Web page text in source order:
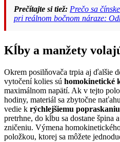
Prečítajte si tiež: Prečo sa
pri reálnom bočnom náraze:
Kĺby a manžety
Okrem posilňovača trpia aj ďalšie
vytočení kolies sú homokinetické
maximálnom napätí. Ak v tejto
hodiny, materiál sa zbytočne
vedie k rýchlejšiemu
pretrhne, do kĺbu sa dostane špina
zničeniu. Výmena
položkou, ktorej sa môžete